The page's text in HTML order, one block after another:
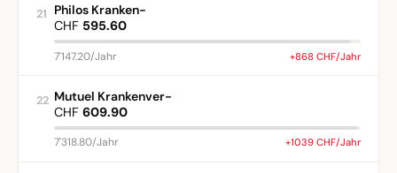
21 Philos Kranken-
CHF 595.60
7'147.20/Jahr +868 CHF/Jahr
22 Mutuel Krankenver-
CHF 609.90
7'318.80/Jahr +1039 CHF/Jahr